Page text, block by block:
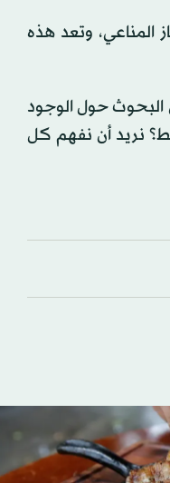
المناعي، وتعد هذه
البحوث حول الوجود
نريد أن نفهم كل